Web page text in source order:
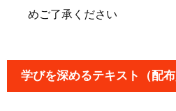
めご了承ください
学びを深めるテキスト（配